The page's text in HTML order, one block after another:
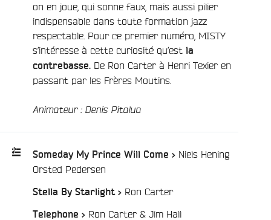
on en joue, qui sonne faux, mais aussi pilier
indispensable dans toute formation jazz
respectable. Pour ce premier numéro, MISTY
s’intéresse à cette curiosité qu’est la
contrebasse. De Ron Carter à Henri Texier en
passant par les Frères Moutins.
Animateur : Denis Pitalua
:
Someday My Prince Will Come > Niels Hening
Orsted Pedersen
Stella By Starlight > Ron Carter/
Telephone > Ron Carter & Jim Hall/